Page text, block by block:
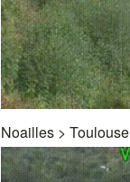
Noailles> Toulouse